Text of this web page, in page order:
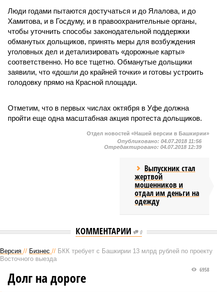
Люди годами пытаются достучаться и до Ялалова, и до
Хамитова, и в Госдуму, и в правоохранительные органы,
чтобы уточнить способы законодательной поддержки
обманутых дольщиков, принять меры для возбуждения
уголовных дел и детализировать «дорожные карты»
соответственно. Но все тщетно. Обманутые дольщики
заявили, что «дошли до крайней точки» и готовы устроить
голодовку прямо на Красной площади.
Отметим, что в первых числах октября в Уфе должна
пройти еще одна масштабная акция протеста дольщиков.
Отдел новостей «Нашей версии в Башкирии»
Опубликовано: 04.07.2018 11:56
Отредактировано: 04.07.2018 12:39
Выпускник стал
жертвой
мошенников и
отдал им деньги на
одежду
КОММЕНТАРИИ 0
Версия // Бизнес // БКК требует с Башкирии 13 млрд рублей по проекту
Восточного выезда
6958
Долг на дороге